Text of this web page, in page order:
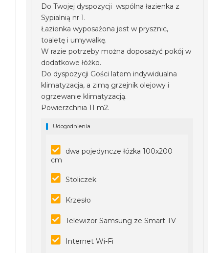
Do Twojej dyspozycji wspólna łazienka z
Sypialnią nr 1.
Łazienka wyposażona jest w prysznic,
toaletę i umywalkę.
W razie potrzeby można doposażyć pokój w
dodatkowe łóżko.
Do dyspozycji Gości latem indywidualna
klimatyzacja, a zimą grzejnik olejowy i
ogrzewanie klimatyzacją.
Powierzchnia 11 m2.
Udogodnienia
dwa pojedyncze łóżka 100x200
cm
Stoliczek
Krzesło
Telewizor Samsung ze Smart TV
Internet Wi-Fi